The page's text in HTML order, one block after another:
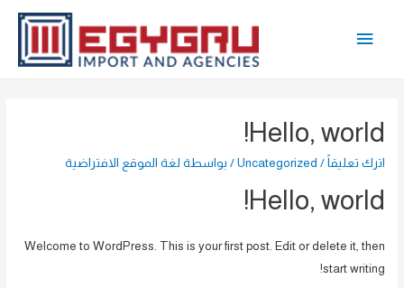
القائمة
Hello, world!
اترك تعليقاً /
Uncategorized / بواسطة لغة الموقع الافتراضية
Hello, world!
Welcome to WordPress. This is your first post. Edit or delete it, then
start writing!